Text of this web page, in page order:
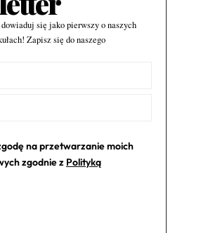
się jako pierwszy o naszych
Zapisz się do naszego
na przetwarzanie moich
zgodnie z Polityką